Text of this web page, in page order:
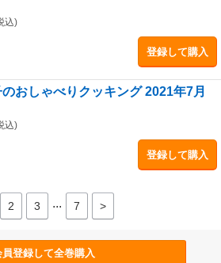
込)
登録して購入
のおしゃべりクッキング 2021年7月
込)
登録して購入
2 3 ... 7 >
員登録して全巻購入